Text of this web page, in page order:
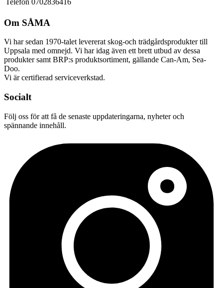
Telefon 0702836416
Om SÅMA
Vi har sedan 1970-talet levererat skog-och trädgårdsprodukter till
Uppsala med omnejd. Vi har idag även ett brett utbud av dessa
produkter samt BRP:s produktsortiment, gällande Can-Am, Sea-
Doo.
Vi är certifierad serviceverkstad.
Socialt
Följ oss för att få de senaste uppdateringarna, nyheter och
spännande innehåll.